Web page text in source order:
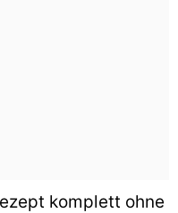
komplett ohne